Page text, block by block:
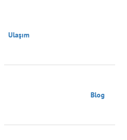
Ulaşım